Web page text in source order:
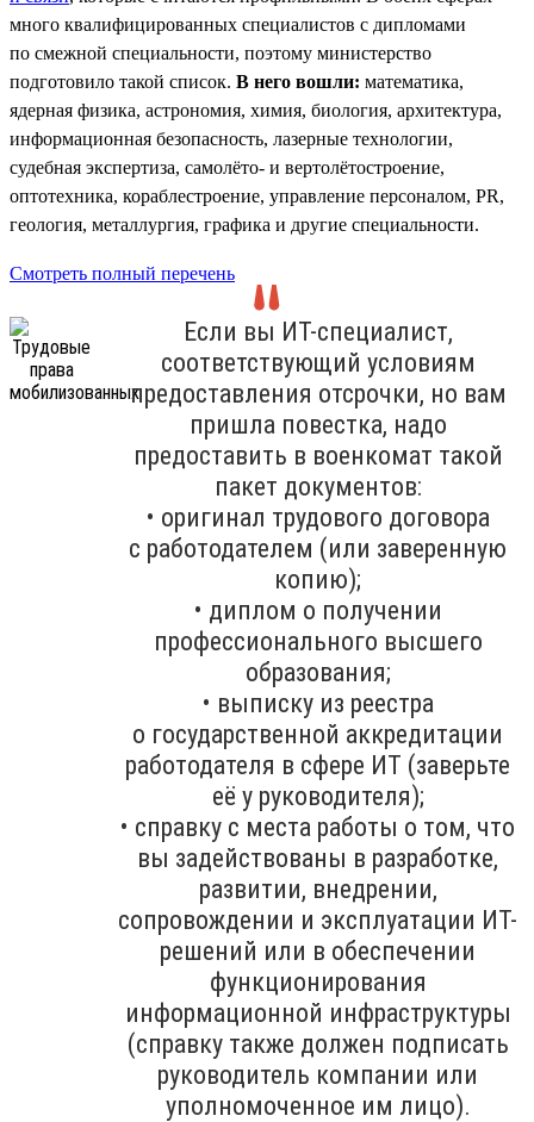
много квалифицированных специалистов с дипломами
по смежной специальности, поэтому министерство
подготовило такой список. В него вошли: математика,
ядерная физика, астрономия, химия, биология, архитектура,
информационная безопасность, лазерные технологии,
судебная экспертиза, самолёто- и вертолётостроение,
оптотехника, кораблестроение, управление персоналом, PR,
геология, металлургия, графика и другие специальности.
Смотреть полный перечень
Если вы ИТ-специалист,
соответствующий условиям
предоставления отсрочки, но вам
пришла повестка, надо
предоставить в военкомат такой
пакет документов:
• оригинал трудового договора
с работодателем (или заверенную
копию);
• диплом о получении
профессионального высшего
образования;
• выписку из реестра
о государственной аккредитации
работодателя в сфере ИТ (заверьте
её у руководителя);
• справку с места работы о том, что
вы задействованы в разработке,
развитии, внедрении,
сопровождении и эксплуатации ИТ-
решений или в обеспечении
функционирования
информационной инфраструктуры
(справку также должен подписать
руководитель компании или
уполномоченное им лицо).